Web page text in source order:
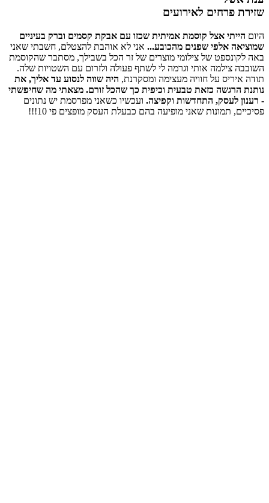
שזירת פרחים לאירועים
היום הייתי אצל קוסמת אמיתית שכזו עם אבקת קסמים וברק בעיניים
שמוציאה אלפי שפנים מהכובע... אני לא אוהבת להצטלם, חשבתי שאני
באה לקונספט של צילומי מוצרים של זר הכל בשבילך, מסתבר שהקוסמת
השובבה צילמה אותי וגרמה לי לשתף פעולה ולזרום עם השטויות שלה.
תודה איריס על חוויה מעצימה ומסקרנת, היה שווה לנסוע עד אליך, את
נותנת הרגשה כזאת טבעית וכיפית כך שהכל זורם. מצאתי מה שחיפשתי
- רענון לעסק, התחדשות וקפיצה. ועכשיו כשאני מפרסמת יש נתונים
פסיכיים, תמונות שאני מופיעה בהם כבעלת העסק מופצים פי 10!!!